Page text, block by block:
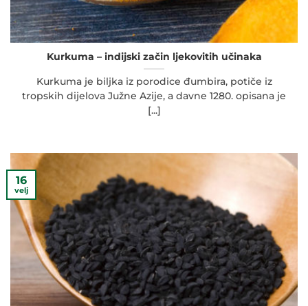
Kurkuma – indijski začin ljekovitih učinaka
Kurkuma je biljka iz porodice đumbira, potiče iz
tropskih dijelova Južne Azije, a davne 1280. opisana je
[...]
16
velj